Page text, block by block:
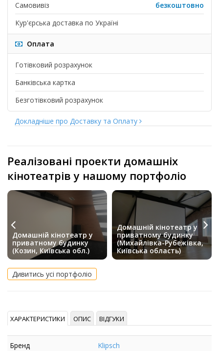
Самовивіз
безкоштовно
Кур'єрська доставка по Україні
Оплата
Готівковий розрахунок
Банківська картка
Безготівковий розрахунок
Докладніше про Доставку та Оплату
Реалізовані проекти домашніх
кінотеатрів у нашому портфоліо
Домашній кінотеатр у
приватному будинку
(Козин, Київська обл.)
Домашній кінотеатр у
приватному будинку
(Михайлівка-Рубежівка,
Київська область)
Дивитись усі портфоліо
ХАРАКТЕРИСТИКИ ОПИС ВІДГУКИ
Бренд Klipsch